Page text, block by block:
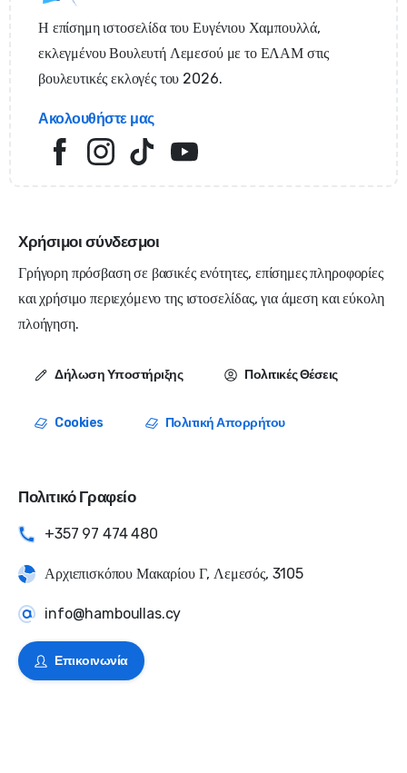
Η επίσημη ιστοσελίδα του Ευγένιου Χαμπουλλά,
εκλεγμένου Βουλευτή Λεμεσού με το ΕΛΑΜ στις
βουλευτικές εκλογές του 2026.
Ακολουθήστε μας
Χρήσιμοι σύνδεσμοι
Γρήγορη πρόσβαση σε βασικές ενότητες, επίσημες πληροφορίες
και χρήσιμο περιεχόμενο της ιστοσελίδας, για άμεση και εύκολη
πλοήγηση.
Δήλωση Υποστήριξης Πολιτικές Θέσεις
Cookies Πολιτική Απορρήτου
Πολιτικό Γραφείο
+357 97 474 480
Αρχιεπισκόπου Μακαρίου Γ, Λεμεσός, 3105
info@hamboullas.cy
Επικοινωνία